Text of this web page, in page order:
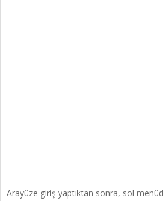
Arayüze giriş yaptıktan sonra, sol